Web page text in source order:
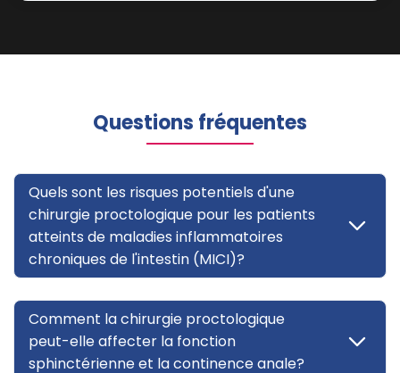
Questions fréquentes
Quels sont les risques potentiels d'une
chirurgie proctologique pour les patients
atteints de maladies inflammatoires
chroniques de l'intestin (MICI)?
Comment la chirurgie proctologique
peut-elle affecter la fonction
sphinctérienne et la continence anale?